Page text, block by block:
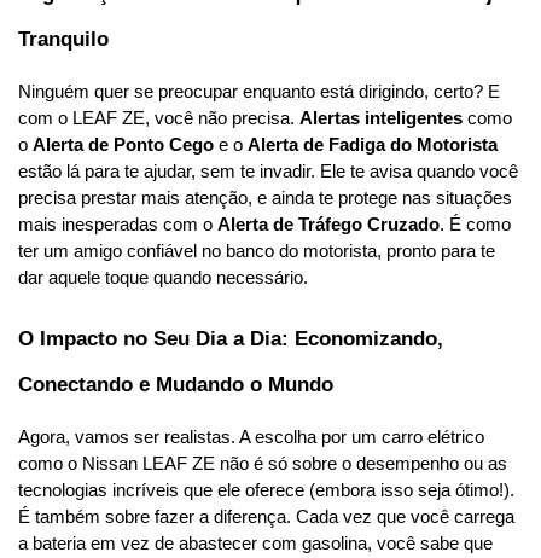
Tranquilo
Ninguém quer se preocupar enquanto está dirigindo, certo? E
com o LEAF ZE, você não precisa. Alertas inteligentes como
o Alerta de Ponto Cego e o Alerta de Fadiga do Motorista
estão lá para te ajudar, sem te invadir. Ele te avisa quando você
precisa prestar mais atenção, e ainda te protege nas situações
mais inesperadas com o Alerta de Tráfego Cruzado. É como
ter um amigo confiável no banco do motorista, pronto para te
dar aquele toque quando necessário.
O Impacto no Seu Dia a Dia: Economizando,
Conectando e Mudando o Mundo
Agora, vamos ser realistas. A escolha por um carro elétrico
como o Nissan LEAF ZE não é só sobre o desempenho ou as
tecnologias incríveis que ele oferece (embora isso seja ótimo!).
É também sobre fazer a diferença. Cada vez que você carrega
a bateria em vez de abastecer com gasolina, você sabe que